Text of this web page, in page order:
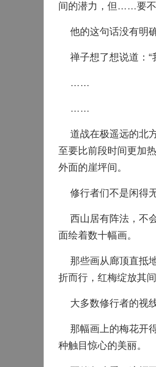
间的潜力，但……要不
他的这句话没有明
禅子想了想说道：“
……
……
道战在极遥远的北
至要比前段时间更加
外面的崖坪间。
修行者们不是闲得
西山居有阵法，不
面绘着数十幅画。
那些画从廊顶直抵
折而行，红梅绽放其间
大多数修行者的视
那幅画上的梅花开
种触目惊心的美丽。